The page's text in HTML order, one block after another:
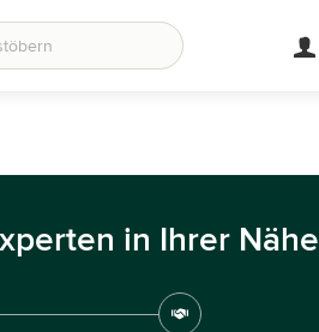
in Ihrer Nähe